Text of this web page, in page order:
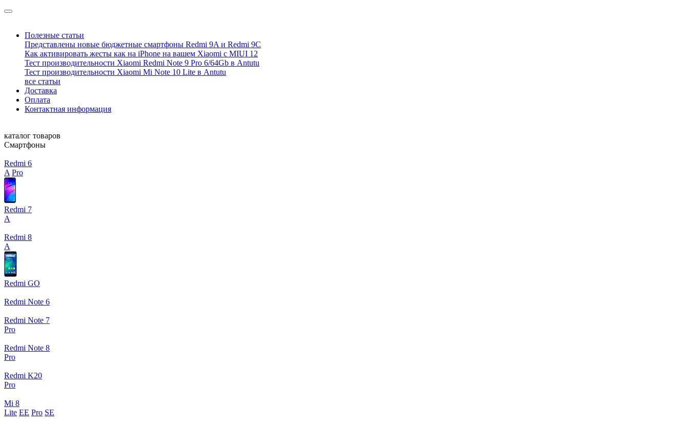
Полезные статьи
Представлены новые бюджетные смартфоны Redmi 9A и Redmi 9C
Как активировать жесты как на iPhone на вашем Xiaomi с MIUI 12
Тест производительности Xiaomi Redmi Note 9 Pro 6/64Gb в Antutu
Тест производительности Xiaomi Mi Note 10 Lite в Antutu
все статьи
Доставка
Оплата
Контактная информация
каталог товаров
Смартфоны
Redmi 6
A Pro
Redmi 7
A
Redmi 8
A
Redmi GO
Redmi Note 6
Redmi Note 7
Pro
Redmi Note 8
Pro
Redmi K20
Pro
Mi 8
Lite EE Pro SE